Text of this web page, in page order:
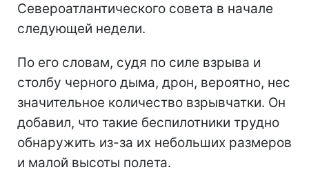
Североатлантического совета в начале
следующей недели.
По его словам, судя по силе взрыва и
столбу черного дыма, дрон, вероятно, нес
значительное количество взрывчатки. Он
добавил, что такие беспилотники трудно
обнаружить из-за их небольших размеров
и малой высоты полета.